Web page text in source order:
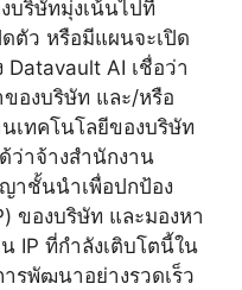
บริษัทมุ่งเน้นไปที่
ตัว หรือมีแผนจะเปิด
AI เชื่อว่า
องบริษัท และ/หรือ
เทคโนโลยีของบริษัท
ว่าจ้างสำนักงาน
าชั้นนำเพื่อปกป้อง
ของบริษัท และมองหา
IP ที่กำลังเติบโตนี้ใน
รพัฒนาอย่างรวดเร็ว